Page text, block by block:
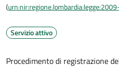
(
Servizio attivo
Procedimento di registrazione